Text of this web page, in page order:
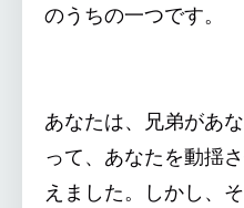
のうちの一つです。
あなたは、兄弟があ
って、あなたを動揺
えました。しかし、